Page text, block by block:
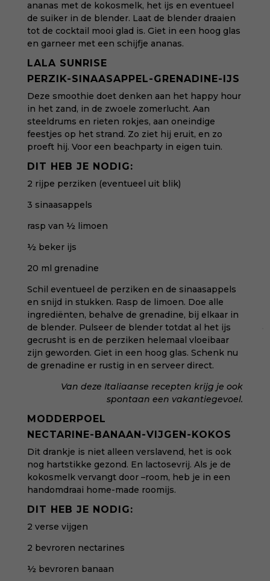
ananas met de kokosmelk, het ijs en eventueel
de suiker in de blender. Laat de blender draaien
tot de cocktail mooi glad is. Giet in een hoog glas
en garneer met een schijfje ananas.
LALA SUNRISE
PERZIK-SINAASAPPEL-GRENADINE-IJS
Deze smoothie doet denken aan het happy hour
in het zand, in de zwoele zomerlucht. Aan
steeldrums en rieten rokjes, aan oneindige
feestjes op het strand. Zo ziet hij eruit, en zo
proeft hij. Voor een beachparty in eigen tuin.
DIT HEB JE NODIG:
2 rijpe perziken (eventueel uit blik)
3 sinaasappels
rasp van ½ limoen
½ beker ijs
20 ml grenadine
Schil eventueel de perziken en de sinaasappels
en snijd in stukken. Rasp de limoen. Doe alle
ingrediënten, behalve de grenadine, bij elkaar in
de blender. Pulseer de blender totdat al het ijs
gecrusht is en de perziken helemaal vloeibaar
zijn geworden. Giet in een hoog glas. Schenk nu
de grenadine er rustig in en serveer direct.
Vandeze Italiaanse recepten krijg je ook
spontaan een vakantiegevoel.
MODDERPOEL
NECTARINE-BANAAN-VIJGEN-KOKOS
Dit drankje is niet alleen verslavend, het is ook
nog hartstikke gezond. En lactosevrij. Als je de
kokosmelk vervangt door –room, heb je in een
handomdraai home-made roomijs.
DIT HEB JE NODIG:
2 verse vijgen
2 bevroren nectarines
½ bevroren banaan